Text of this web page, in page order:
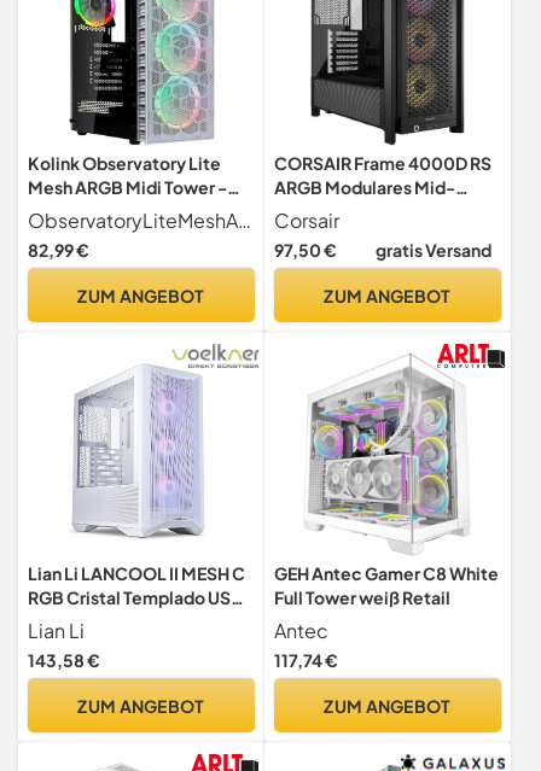
Kolink Observatory Lite
Mesh ARGB Midi Tower -
mattweiß
ObservatoryLiteMeshARGBWH
82,99 €
ZUM ANGEBOT
CORSAIR Frame 4000D RS
ARGB Modulares Mid-
Tower ATX PC-Gehäuse –
Schwarz
Corsair
97,50 € gratis Versand
ZUM ANGEBOT
Lian Li LANCOOL II MESH C
RGB Cristal Templado USB-
C Blanca
Lian Li
143,58 €
ZUM ANGEBOT
GEH Antec Gamer C8 White
Full Tower weiß Retail
Antec
117,74 €
ZUM ANGEBOT